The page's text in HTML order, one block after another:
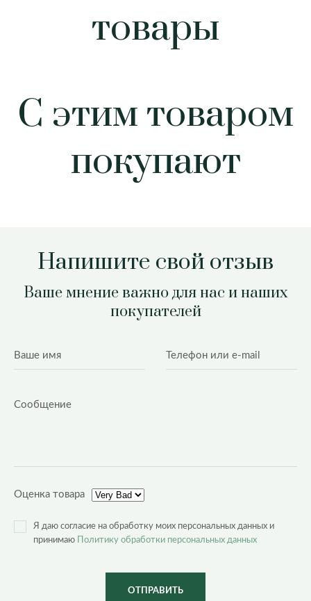
товары
С этим товаром
покупают
Напишите свой отзыв
Ваше мнение важно для нас и наших
покупателей
Оценка товара
Я даю согласие на обработку моих персональных данных и
принимаю
Политику обработки персональных данных
ОТПРАВИТЬ